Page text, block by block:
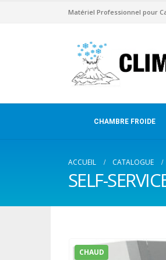
Matériel Professionnel pour
CHAMBRE FROIDE
ACCUEIL CATALOGUE
SELF-
CHAUD